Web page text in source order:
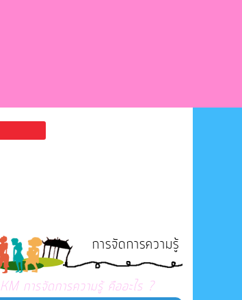
การจัดการความรู้
KM การจัดการความรู้ คืออะไร ?